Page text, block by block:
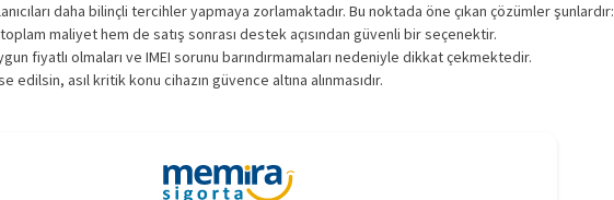
daha bilinçli tercihler yapmaya zorlamaktadır. Bu noktada öne çıkan çözümler şunlardır:
maliyet hem de satış sonrası destek açısından güvenli bir seçenektir.
fiyatlı olmaları ve IMEI sorunu barındırmamaları nedeniyle dikkat çekmektedir.
asıl kritik konu cihazın güvence altına alınmasıdır.